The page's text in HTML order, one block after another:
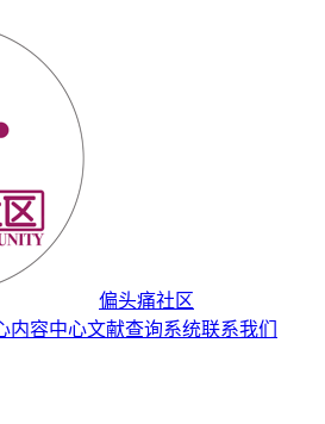
偏头痛社区
内容中心文献查询系统联系我们